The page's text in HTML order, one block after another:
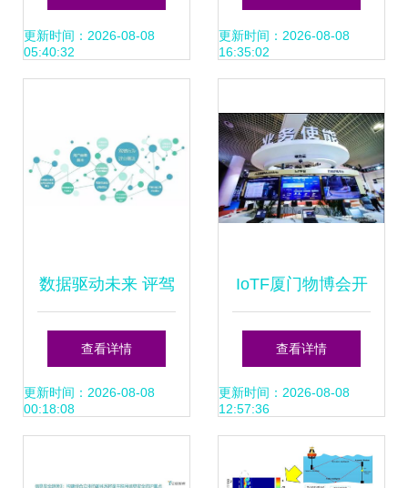
化转型下的区域合
更新时间：2026-08-08
05:40:32
局官网更新看技术
更新时间：2026-08-08
16:35:02
数据驱动未来 评驾
科技以驾驶行为分
析重塑车险业格局
查看详情
更新时间：2026-08-08
00:18:08
IoTF厦门物博会开
幕 拥
抱“5G+AIoT”新时
代，厦门网络技术
查看详情
更新时间：2026-08-08
12:57:36